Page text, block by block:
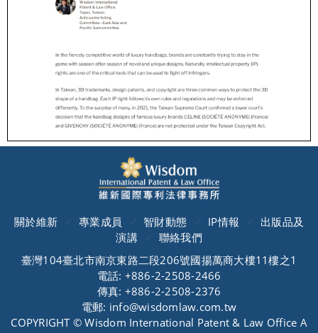
關於維新 專業成員 智財動態 IP情報
出版品及
演講
聯絡我們
臺灣104臺北市南京東路二段206號國揚萬商大樓11樓之1
電話: +886-2-2508-2466
傳真: +886-2-2508-2376
電郵: info@wisdomlaw.com.tw
COPYRIGHT © Wisdom International Patent & Law Office A